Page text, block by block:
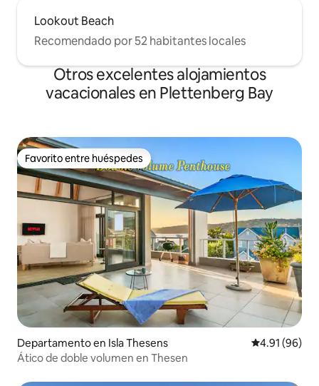
Lookout Beach
Recomendado por 52 habitantes locales
Otros excelentes alojamientos
vacacionales en Plettenberg Bay
Favorito entre huéspedes
Favorito entre huéspedes
Departamento en Isla Thesens Calificación
4.91 (96)
Ático de doble volumen en Thesen